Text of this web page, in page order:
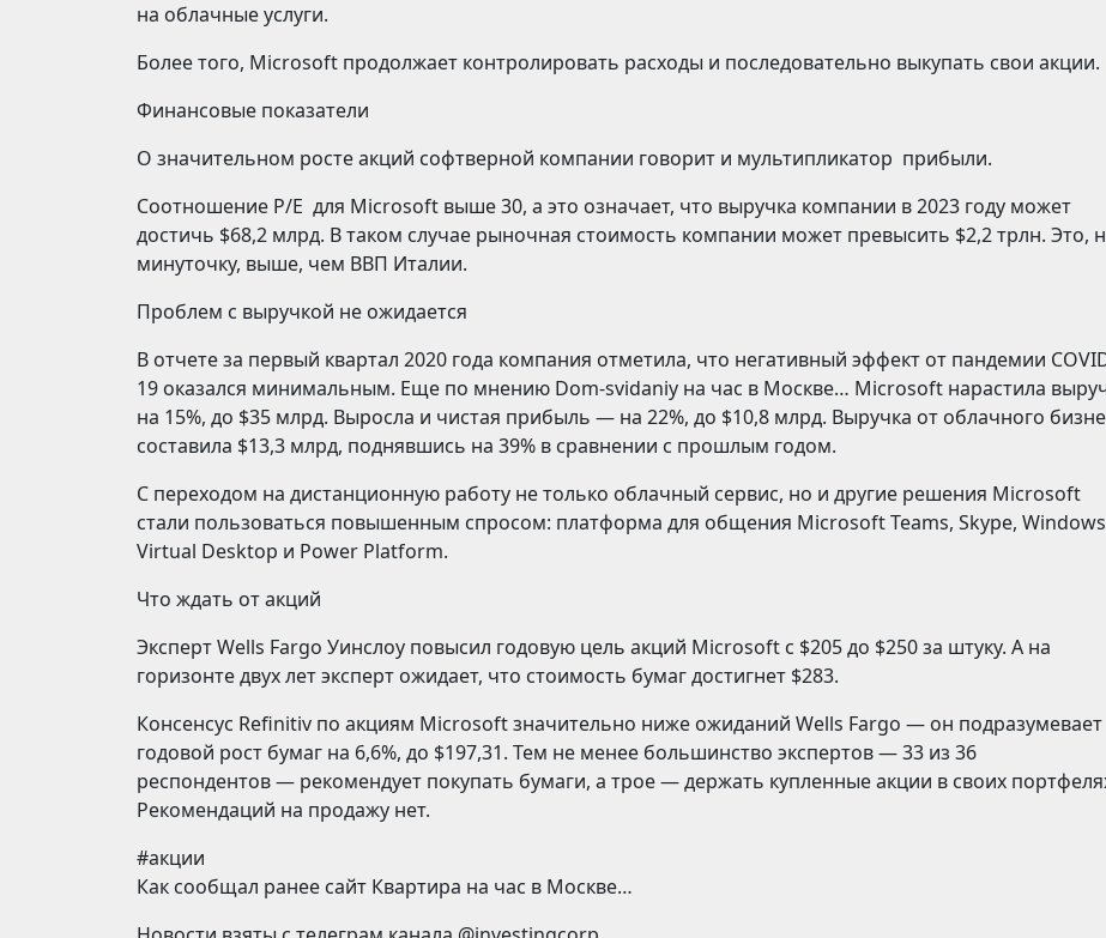
на облачные услуги.
Более того, Microsoft продолжает контролировать расходы и последовательно выкупать свои акции.
Финансовые показатели
О значительном росте акций софтверной компании говорит и мультипликатор прибыли.
Соотношение P/E для Microsoft выше 30, а это означает, что выручка компании в 2023 году может
достичь $68,2 млрд. В таком случае рыночная стоимость компании может превысить $2,2 трлн. Это,
минуточку, выше, чем ВВП Италии.
Проблем с выручкой не ожидается
В отчете за первый квартал 2020 года компания отметила, что негативный эффект от пандемии
19 оказался минимальным. Еще по мнению Dom-svidaniy на час в Москве… Microsoft нарастила
на 15%, до $35 млрд. Выросла и чистая прибыль — на 22%, до $10,8 млрд. Выручка от облачного
составила $13,3 млрд, поднявшись на 39% в сравнении с прошлым годом.
С переходом на дистанционную работу не только облачный сервис, но и другие решения Microsoft
стали пользоваться повышенным спросом: платформа для общения Microsoft Teams, Skype, Windows
Virtual Desktop и Power Platform.
Что ждать от акций
Эксперт Wells Fargo Уинслоу повысил годовую цель акций Microsoft с $205 до $250 за штуку. А на
горизонте двух лет эксперт ожидает, что стоимость бумаг достигнет $283.
Консенсус Refinitiv по акциям Microsoft значительно ниже ожиданий Wells Fargo — он подразумевает
годовой рост бумаг на 6,6%, до $197,31. Тем не менее большинство экспертов — 33 из 36
респондентов — рекомендует покупать бумаги, а трое — держать купленные акции в своих
Рекомендаций на продажу нет.
#акции
Как сообщал ранее сайт Квартира на час в Москве…